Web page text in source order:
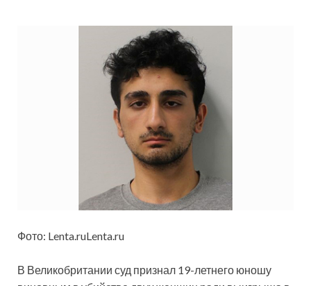
Фото: Lenta.ruLenta.ru
В Великобритании суд признал 19-летнего юношу